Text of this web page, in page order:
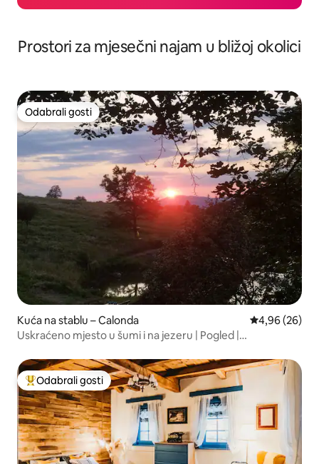
Prostori za mjesečni najam u bližoj okolici
Odabrali gosti
Odabrali gosti
Kuća na stablu – Calonda Prosječna
4,96 (26)
Uskraćeno mjesto u šumi i na jezeru | Pogled |
Među najviše rangiranima s oznakom „Odabrali gosti”
Odabrali gosti